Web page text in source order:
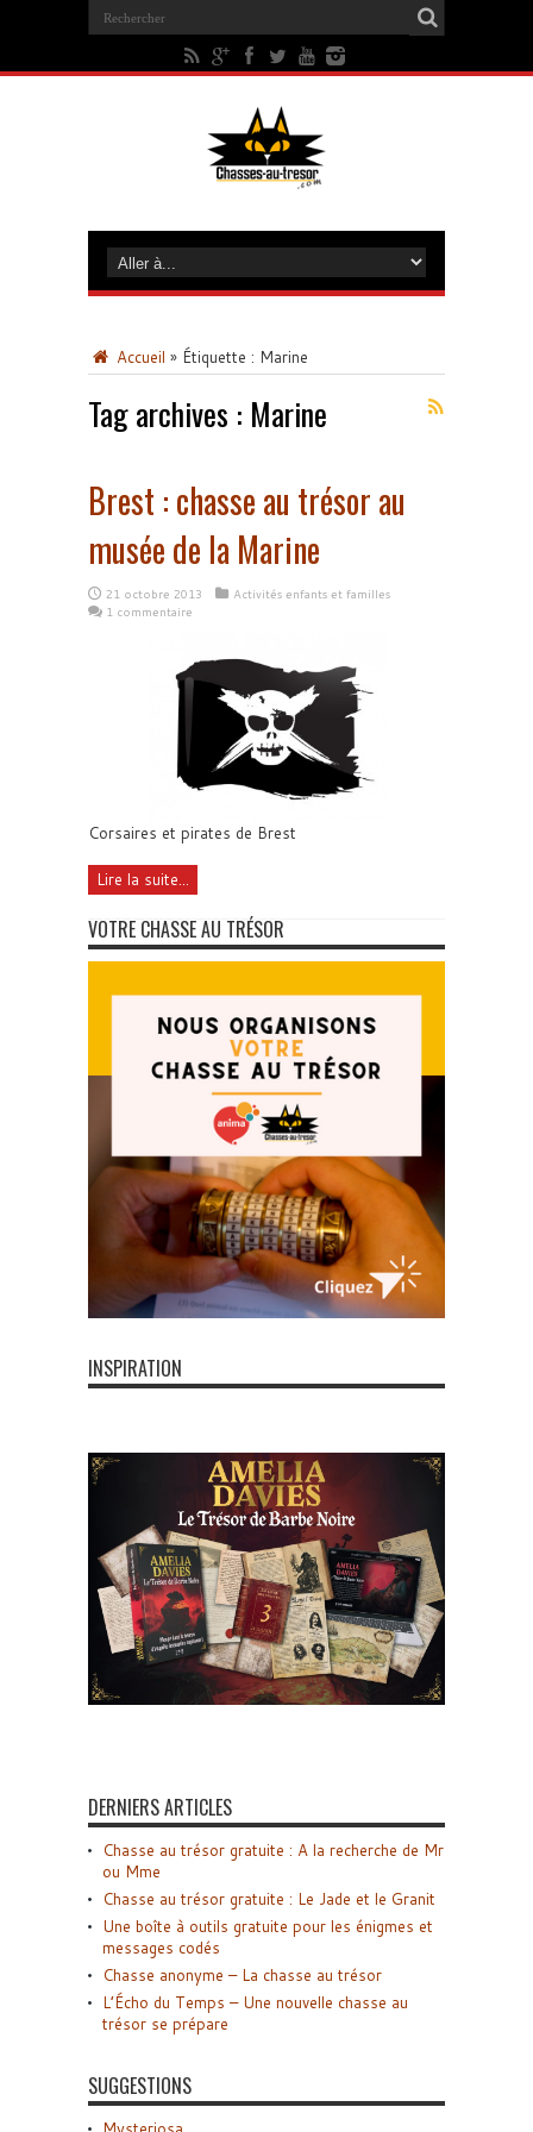
Accueil » Étiquette : Marine
Tag archives : Marine
Brest : chasse au trésor au
musée de la Marine
21 octobre 2013
Activités enfants et familles
1 commentaire
Corsaires et pirates de Brest
Lire la suite...
VOTRE CHASSE AU TRÉSOR
INSPIRATION
DERNIERS ARTICLES
Chasse au trésor gratuite : A la recherche de Mr
ou Mme
Chasse au trésor gratuite : Le Jade et le Granit
Une boîte à outils gratuite pour les énigmes et
messages codés
Chasse anonyme – La chasse au trésor
L’Écho du Temps – Une nouvelle chasse au
trésor se prépare
SUGGESTIONS